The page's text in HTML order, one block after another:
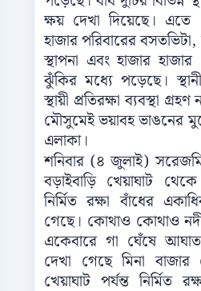
ক্ষয় দেখা দিয়েছে।
হাজার পরিবারের বসতভিটা,
স্থাপনা এবং হাজার
ঝুঁকির মধ্যে পড়েছে।
স্থায়ী প্রতিরক্ষা ব্যবস্থা
মৌসুমেই ভয়াবহ ভাঙনের
এলাকা।
শনিবার (৪ জুলাই)
বড়াইবাড়ি খেয়াঘাট
নির্মিত রক্ষা বাঁধের
গেছে। কোথাও কোথাও
একেবারে গা ঘেঁষে
দেখা গেছে মিনা বাজার
খেয়াঘাট পর্যন্ত নির্মিত